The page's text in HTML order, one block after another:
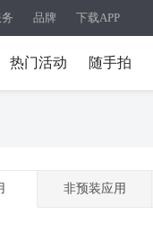
品牌 下载APP
热门活动 随手拍
非预装应用